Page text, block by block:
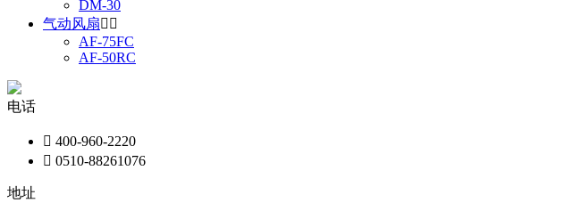
DM-30
气动风扇 
AF-75FC
AF-50RC
电话
 400-960-2220
 0510-88261076
地址